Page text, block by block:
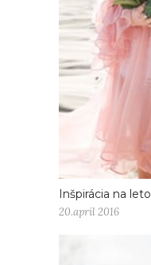
Inšpirácia na leto
20.apríl 2016